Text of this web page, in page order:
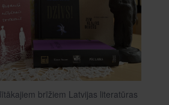
brīžiem Latvijas literatūras